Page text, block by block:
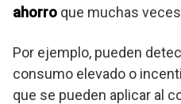
ahorro que muchas
Por ejemplo, pueden
consumo elevado o
que se pueden aplicar al